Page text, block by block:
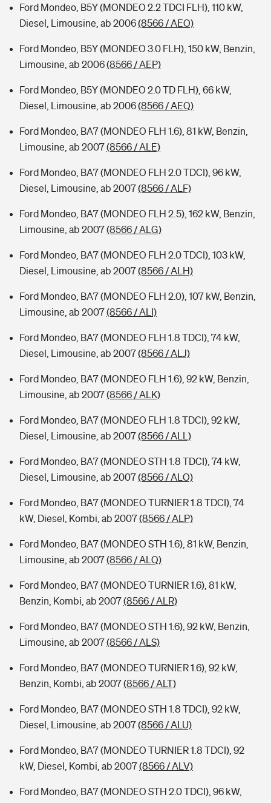
Ford Mondeo, B5Y (MONDEO 2.2 TDCI FLH), 110 kW,
Diesel, Limousine, ab 2006(8566 / AEO)
Ford Mondeo, B5Y (MONDEO 3.0 FLH), 150 kW, Benzin,
Limousine, ab 2006(8566 / AEP)
Ford Mondeo, B5Y (MONDEO 2.0 TD FLH), 66 kW,
Diesel, Limousine, ab 2006(8566 / AEQ)
Ford Mondeo, BA7 (MONDEO FLH 1.6), 81 kW, Benzin,
Limousine, ab 2007(8566 / ALE)
Ford Mondeo, BA7 (MONDEO FLH 2.0 TDCI), 96 kW,
Diesel, Limousine, ab 2007(8566 / ALF)
Ford Mondeo, BA7 (MONDEO FLH 2.5), 162 kW, Benzin,
Limousine, ab 2007(8566 / ALG)
Ford Mondeo, BA7 (MONDEO FLH 2.0 TDCI), 103 kW,
Diesel, Limousine, ab 2007(8566 / ALH)
Ford Mondeo, BA7 (MONDEO FLH 2.0), 107 kW, Benzin,
Limousine, ab 2007(8566 / ALI)
Ford Mondeo, BA7 (MONDEO FLH 1.8 TDCI), 74 kW,
Diesel, Limousine, ab 2007(8566 / ALJ)
Ford Mondeo, BA7 (MONDEO FLH 1.6), 92 kW, Benzin,
Limousine, ab 2007(8566 / ALK)
Ford Mondeo, BA7 (MONDEO FLH 1.8 TDCI), 92 kW,
Diesel, Limousine, ab 2007(8566 / ALL)
Ford Mondeo, BA7 (MONDEO STH 1.8 TDCI), 74 kW,
Diesel, Limousine, ab 2007(8566 / ALO)
Ford Mondeo, BA7 (MONDEO TURNIER 1.8 TDCI), 74
kW, Diesel, Kombi, ab 2007(8566 / ALP)
Ford Mondeo, BA7 (MONDEO STH 1.6), 81 kW, Benzin,
Limousine, ab 2007(8566 / ALQ)
Ford Mondeo, BA7 (MONDEO TURNIER 1.6), 81 kW,
Benzin, Kombi, ab 2007(8566 / ALR)
Ford Mondeo, BA7 (MONDEO STH 1.6), 92 kW, Benzin,
Limousine, ab 2007(8566 / ALS)
Ford Mondeo, BA7 (MONDEO TURNIER 1.6), 92 kW,
Benzin, Kombi, ab 2007(8566 / ALT)
Ford Mondeo, BA7 (MONDEO STH 1.8 TDCI), 92 kW,
Diesel, Limousine, ab 2007(8566 / ALU)
Ford Mondeo, BA7 (MONDEO TURNIER 1.8 TDCI), 92
kW, Diesel, Kombi, ab 2007(8566 / ALV)
Ford Mondeo, BA7 (MONDEO STH 2.0 TDCI), 96 kW,